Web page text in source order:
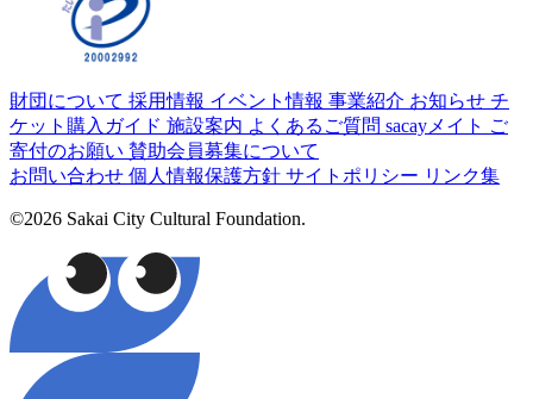
財団について 採用情報 イベント情報 事業紹介 お知らせ チ
ケット購入ガイド 施設案内 よくあるご質問 sacayメイト ご
寄付のお願い 賛助会員募集について
お問い合わせ 個人情報保護方針 サイトポリシー リンク集
©2026 Sakai City Cultural Foundation.